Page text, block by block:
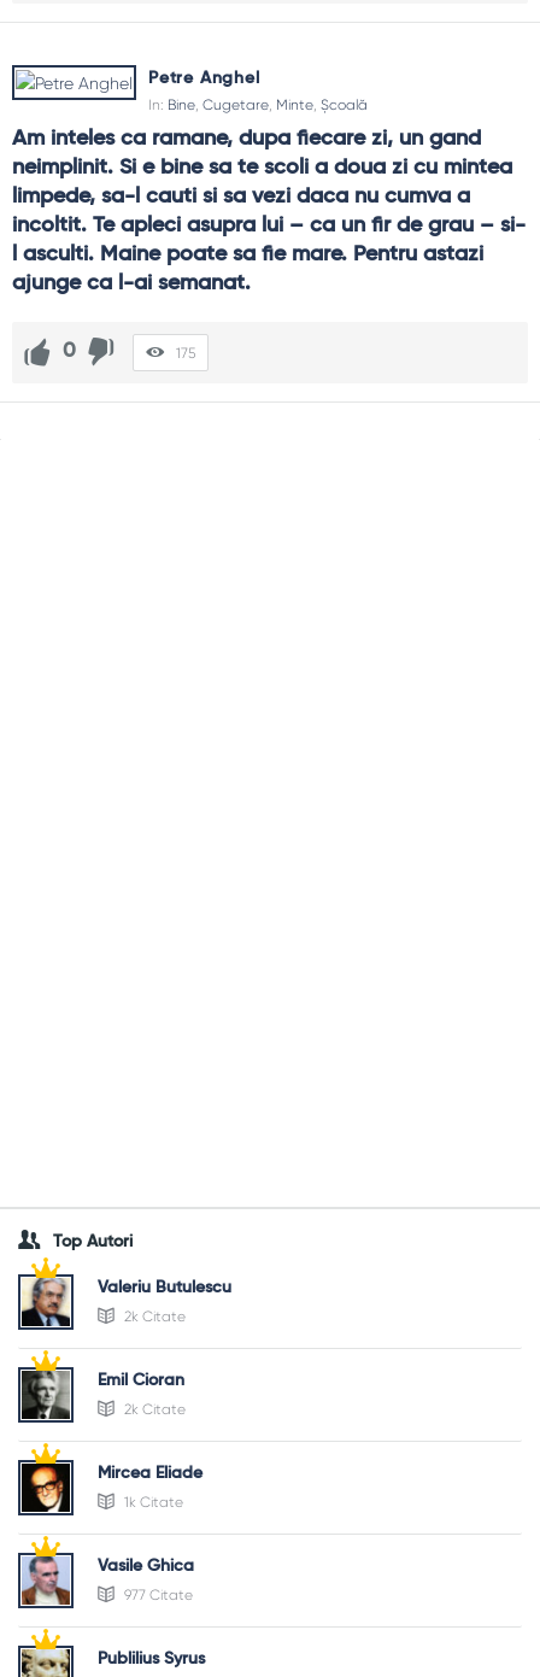
Petre Anghel
In: Bine, Cugetare, Minte, Școală
Am inteles ca ramane, dupa fiecare zi, un gand
neimplinit. Si e bine sa te scoli a doua zi cu mintea
limpede, sa-l cauti si sa vezi daca nu cumva a
incoltit. Te apleci asupra lui – ca un fir de grau – si-
l asculti. Maine poate sa fie mare. Pentru astazi
ajunge ca l-ai semanat.
0 175
Top Autori
Valeriu Butulescu
2k Citate
Emil Cioran
2k Citate
Mircea Eliade
1k Citate
Vasile Ghica
977 Citate
Publilius Syrus